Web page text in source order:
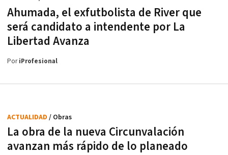
Ahumada, el exfutbolista de River que
será candidato a intendente por La
Libertad Avanza
PoriProfesional
La obra de la nueva Circunvalación
avanzan más rápido de lo planeado
ACTUALIDAD / Obras